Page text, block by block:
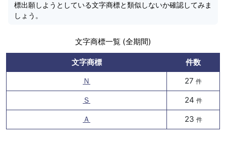
標出願しようとしている文字商標と類似しないか確認してみま
しょう。
文字商標一覧 (全期間)
文字商標
件数
Ｎ
27 件
Ｓ 24 件
Ａ 23 件